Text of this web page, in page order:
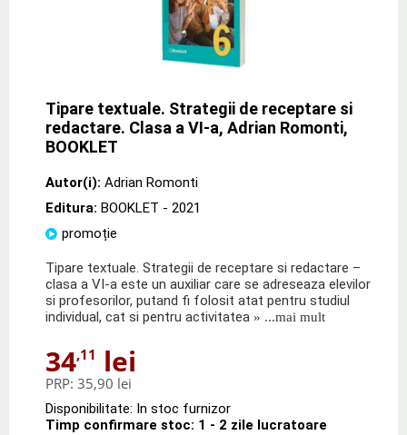
Tipare textuale. Strategii de receptare si
redactare. Clasa a VI-a, Adrian Romonti,
BOOKLET
Autor(i): Adrian Romonti
Editura: BOOKLET - 2021
promoție
Tipare textuale. Strategii de receptare si redactare –
clasa a VI-a este un auxiliar care se adreseaza elevilor
si profesorilor, putand fi folosit atat pentru studiul
individual, cat si pentru activitatea » ...mai mult
34,11 lei
PRP: 35,90 lei
Disponibilitate: In stoc furnizor
Timp confirmare stoc: 1 - 2 zile lucratoare